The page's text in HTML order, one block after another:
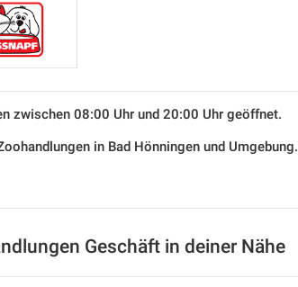
zwischen 08:00 Uhr und 20:00 Uhr geöffnet.
in Bad Hönningen und Umgebung.
Geschäft in deiner Nähe